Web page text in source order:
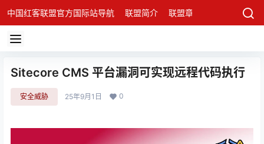
中国红客联盟官方国际站导航 联盟简介 联盟章程 联盟架构
Sitecore CMS 平台漏洞可实现远程代码执行
安全威胁 25年9月1日 0